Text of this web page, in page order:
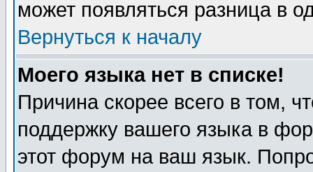
может появляться разница в
Вернуться к началу
Моего языка нет в списке!
Причина скорее всего в том,
поддержку вашего языка в
этот форум на ваш язык.